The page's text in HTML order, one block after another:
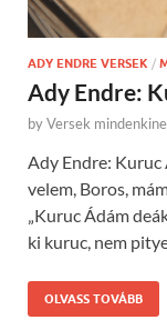
ADY ENDRE VERSEK /
Ady Endre:
byVersek
Ady Endre:
velem, Boros,
„Kuruc Ádám
ki kuruc, nem
OLVASS TOVÁBB